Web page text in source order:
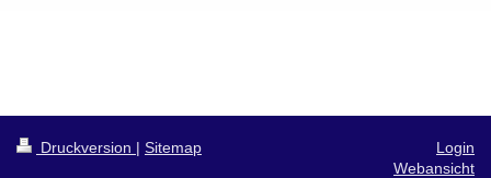
Druckversion | Sitemap
Login
Webansicht